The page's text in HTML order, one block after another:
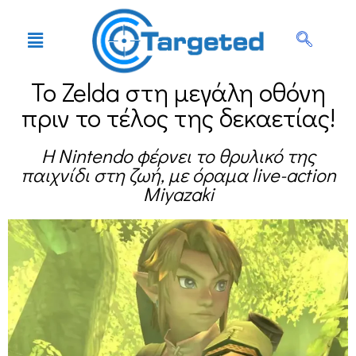
Το Zelda στη μεγάλη οθόνη
πριν το τέλος της δεκαετίας!
Η Nintendo φέρνει το θρυλικό της
παιχνίδι στη ζωή, με όραμα live-action
Miyazaki